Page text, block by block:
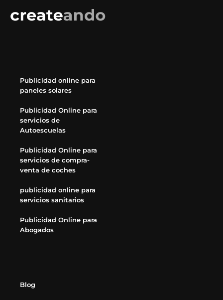
Publicidad online para
paneles solares
Publicidad Online para
servicios de
Autoescuelas
Publicidad Online para
servicios de compra-
venta de coches
publicidad online para
servicios sanitarios
Publicidad Online para
Abogados
Blog